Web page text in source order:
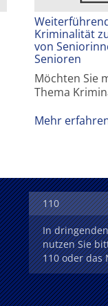
Kriminalität
von
Senioren
Möchten Sie
Thema
Mehr
110
In
nutzen Sie
110 oder das